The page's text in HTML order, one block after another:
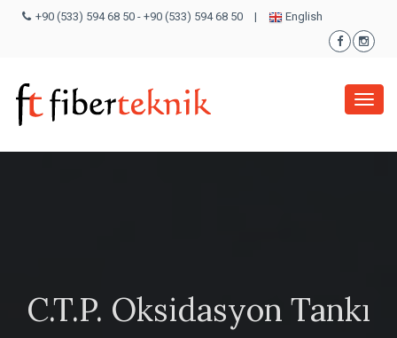
+90 (533) 594 68 50 - +90 (533) 594 68 50 | English
Menü
C.T.P. Oksidasyon Tankı